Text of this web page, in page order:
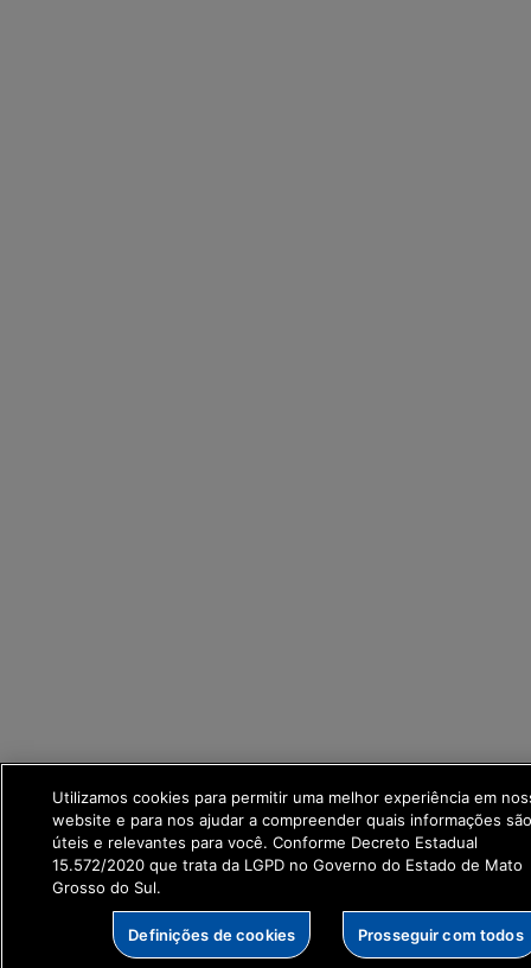
Utilizamos cookies para permitir uma melhor experiência em
website e para nos ajudar a compreender quais informações
úteis e relevantes para você. Conforme Decreto Estadual
15.572/2020 que trata da LGPD no Governo do Estado de Mato
Grosso do Sul.
Definições de cookies Prosseguir com todos